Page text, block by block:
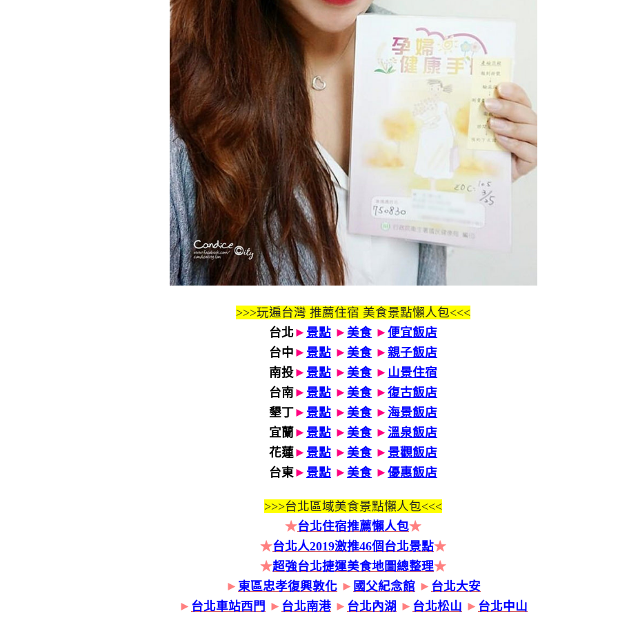
>>>玩遍台灣 推薦住宿 美食景點懶人包<<<
台北► 景點 ► 美食 ► 便宜飯店
台中 ► 景點 ► 美食 ► 親子飯店
南投► 景點 ► 美食 ► 山景住宿
台南► 景點 ► 美食 ► 復古飯店
墾丁► 景點 ► 美食 ► 海景飯店
宜蘭 ► 景點 ► 美食 ► 溫泉飯店
花蓮► 景點 ► 美食 ► 景觀飯店
台東► 景點 ► 美食 ► 優惠飯店
>>>台北區域美食景點懶人包<<<
★台北住宿推薦懶人包★
★台北人2019激推46個台北景點★
★超強台北捷運美食地圖總整理★
► 東區忠孝復興敦化 ► 國父紀念館 ► 台北大安
► 台北車站西門 ► 台北南港 ► 台北內湖 ► 台北松山 ► 台北中山